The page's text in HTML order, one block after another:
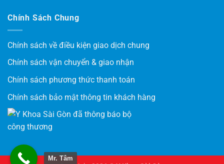
Chính Sách Chung
Chính sách về điều kiện giao dịch chung
Chính sách vận chuyển & giao nhận
Chính sách phương thức thanh toán
Chính sách bảo mật thông tin khách hàng
Mr. Tâm